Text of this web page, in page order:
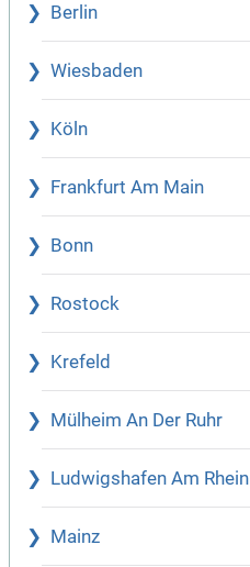
Berlin
Wiesbaden
Köln
Frankfurt Am Main
Bonn
Rostock
Krefeld
Mülheim An Der Ruhr
Ludwigshafen Am Rhein
Mainz